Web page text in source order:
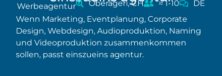
Werbeagentur Oberägeri, CH ≈ 1-10
DE
Wenn Marketing, Eventplanung, Corporate
Design, Webdesign, Audioproduktion, Naming
und Videoproduktion zusammenkommen
sollen, passt einszueins agentur.